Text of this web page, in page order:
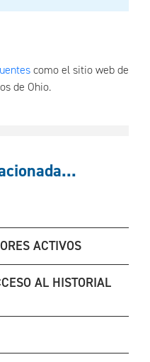
como el sitio web de
de Ohio.
ACTIVOS
AL HISTORIAL